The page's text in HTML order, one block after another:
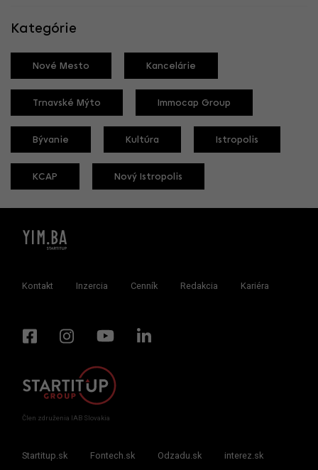
Kategórie
Nové Mesto Kancelárie
Trnavské Mýto Immocap Group
Bývanie Kultúra Istropolis
KCAP Nový Istropolis
Kontakt Inzercia Cenník Redakcia Kariéra
Člen združenia IAB Slovakia
Startitup.sk Fontech.sk Odzadu.sk interez.sk